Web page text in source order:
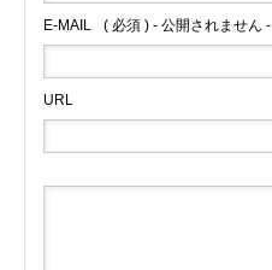
E-MAIL ( 必須 ) - 公開されません -
URL